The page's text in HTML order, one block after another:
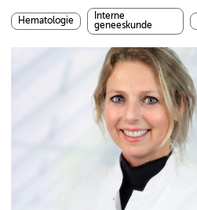
Hematologie
Interne
geneeskunde